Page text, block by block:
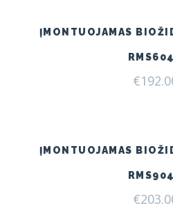
ĮMONTUOJAMAS
€
ĮMONTUOJAMAS
€